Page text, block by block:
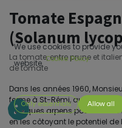
Tomate
(Solanum
La tomate, entre prune et
de tomate
Dans les années 1960,
ferme à St-Rémi, auQuébec.
quelques arpens pour
en les côtoyant le potentiel
We use cookies to provide
website. Cookie Policy
Only essentials Allow all